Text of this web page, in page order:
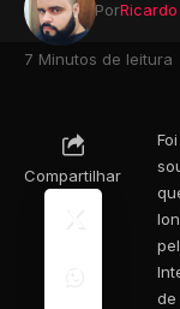
Por
7 Minutos de leitura
Compartilhar
de